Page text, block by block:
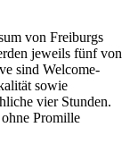
von Freiburgs
jeweils fünf von
sind Welcome-
sowie
vier Stunden.
Promille